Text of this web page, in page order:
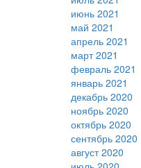
июнь 2021
май 2021
апрель 2021
март 2021
февраль 2021
январь 2021
декабрь 2020
ноябрь 2020
октябрь 2020
сентябрь 2020
август 2020